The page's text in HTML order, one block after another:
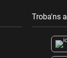
Troba'ns a